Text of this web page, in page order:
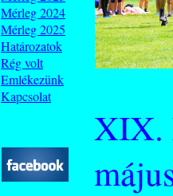
Mérleg 2024
Mérleg 2025
Határozatok
Rég volt
Emlékezünk
Kapcsolat
XIX.